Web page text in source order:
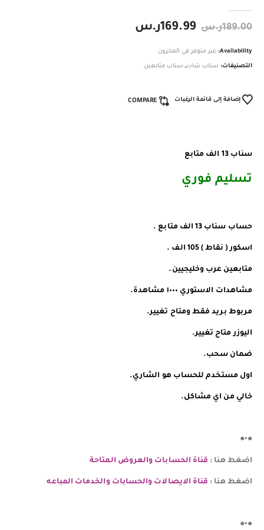
189.00ر.س 169.99ر.س
Availability: غير متوفر في المخزون
التصنيفات: سناب شات, سناب متابعين
إضافة إلى قائمة الرغبات COMPARE
سناب 13 الف متابع
تسليم فوري ️
️️حساب سناب 13 الف متابع .
اسكور ( نقاط ) 105 الف .
️️متابعين عرب وخليجيين.
مشاهدات الاستوري ١٠٠٠ مشاهدة.
مربوط بريد فقط ومتاح تغيير.
اليوزر متاح تغيير.
ضمان سحب.
اول مستخدم للحساب هو الشاري.
خالي من اي مشاكل.
●•●
اضغط هنا : قناة الحسابات والعروض المتاحة
اضغط هنا : قناة الايصالات والحسابات والخدمات المباعه
●•●